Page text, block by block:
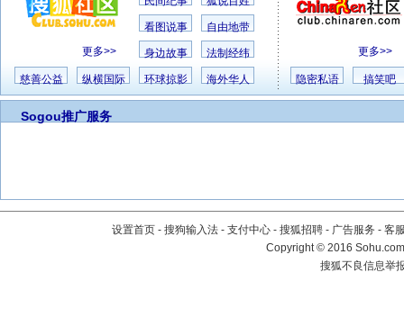
更多>>
看图说事 自由地带
身边故事 法制经纬
慈善公益 纵横国际 环球掠影 海外华人
更多>>
隐密私语 搞笑吧
Sogou推广服务
设置首页 - 搜狗输入法 - 支付中心 - 搜狐招聘 - 广告服务 - 客
Copyright©2016
搜狐不良信息举